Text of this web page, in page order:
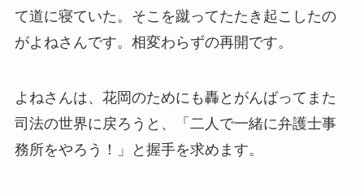
て道に寝ていた。そこを蹴ってたたき起こしたの
がよねさんです。相変わらずの再開です。
よねさんは、花岡のためにも轟とがんばってまた
司法の世界に戻ろうと、「二人で一緒に弁護士事
務所をやろう！」と握手を求めます。